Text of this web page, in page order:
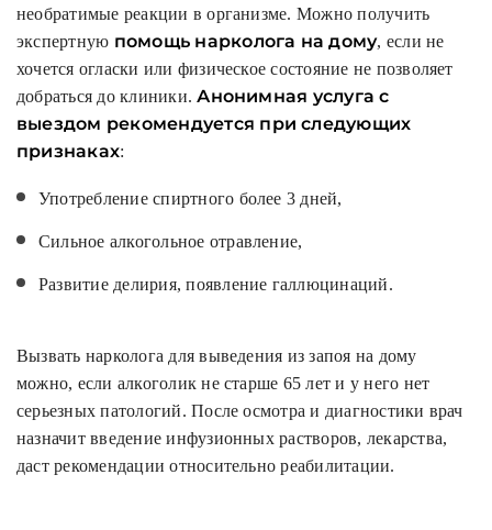
необратимые реакции в организме. Можно получить
экспертную помощь нарколога на дому, если не
хочется огласки или физическое состояние не позволяет
добраться до клиники.Анонимная услуга с
выездом рекомендуется при следующих
признаках:
Употребление спиртного более 3 дней,
Сильное алкогольное отравление,
Развитие делирия, появление галлюцинаций.
Вызвать нарколога для выведения из запоя на дому
можно, если алкоголик не старше 65 лет и у него нет
серьезных патологий. После осмотра и диагностики врач
назначит введение инфузионных растворов, лекарства,
даст рекомендации относительно реабилитации.